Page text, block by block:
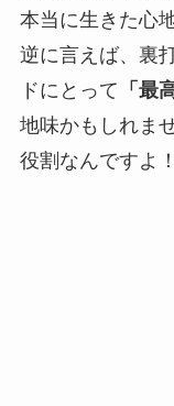
本当に生きた心
逆に言えば、裏
ドにとって 「最
地味かもしれま
役割なんですよ！